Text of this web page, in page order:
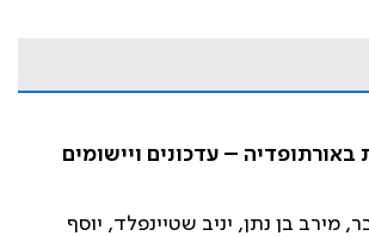
באורתופדיה – עדכונים ויישומים
מירב בן נתן, יניב שטיינפלד, יוסף